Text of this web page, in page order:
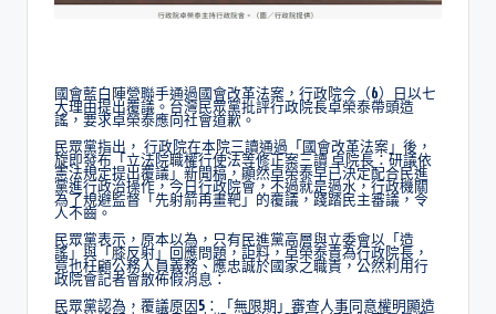
國會藍白陣營聯手通過國會改革法案，行政院今（6）日以七
大理由提出覆議。台灣民眾黨批評行政院長卓榮泰帶頭造
謠，要求卓榮泰應向社會道歉。
民眾黨指出， 行政院在本院三讀通過「國會改革法案」後，
旋即發布「立法院職權行使法等修正案三讀 卓院長：研議依
憲法規定提出覆議」新聞稿，顯然卓榮泰早已決定配合民進
黨進行政治操作，今日行政院會，不過就是過水，行政機關
為了規避監督「先射箭再畫靶」的覆議，踐踏民主審議，令
人不齒。
民眾黨表示，原本以為，只有民進黨高層與立委會以「造
謠」與「膝反射」回應問題，詎料，卓榮泰貴為行政院長，
竟也枉顧公務人員義務、應忠誠於國家之職責，公然利用行
政院會記者會散佈假消息：
民眾黨認為，覆議原因5：「無限期」審查人事同意權明顯造